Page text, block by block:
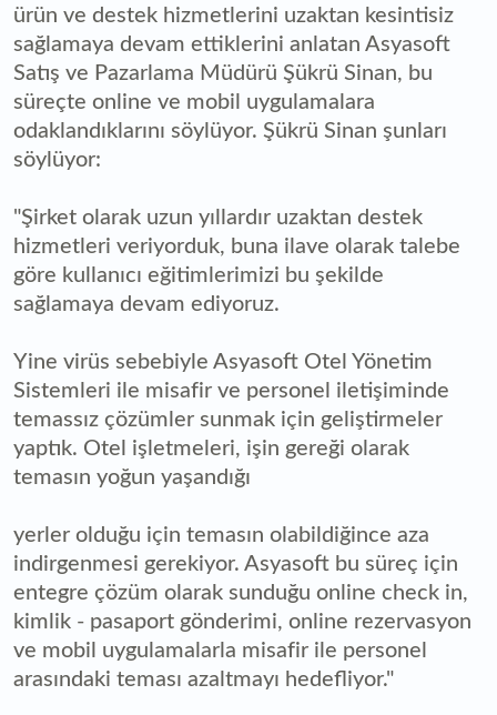
ürün ve destek hizmetlerini uzaktan kesintisiz
sağlamaya devam ettiklerini anlatan Asyasoft
Satış ve Pazarlama Müdürü Şükrü Sinan, bu
süreçte online ve mobil uygulamalara
odaklandıklarını söylüyor. Şükrü Sinan şunları
söylüyor:
"Şirket olarak uzun yıllardır uzaktan destek
hizmetleri veriyorduk, buna ilave olarak talebe
göre kullanıcı eğitimlerimizi bu şekilde
sağlamaya devam ediyoruz.
Yine virüs sebebiyle Asyasoft Otel Yönetim
Sistemleri ile misafir ve personel iletişiminde
temassız çözümler sunmak için geliştirmeler
yaptık. Otel işletmeleri, işin gereği olarak
temasın yoğun yaşandığı
yerler olduğu için temasın olabildiğince aza
indirgenmesi gerekiyor. Asyasoft bu süreç için
entegre çözüm olarak sunduğu online check in,
kimlik - pasaport gönderimi, online rezervasyon
ve mobil uygulamalarla misafir ile personel
arasındaki teması azaltmayı hedefliyor."